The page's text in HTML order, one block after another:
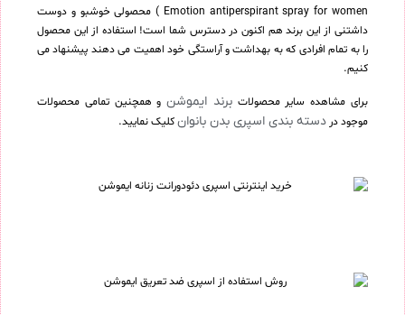
Emotion antiperspirant spray for women ) محصولی خوشبو و دوست
داشتنی از این برند هم اکنون در دسترس شما است! استفاده از این محصول
را به تمام افرادی که به بهداشت و آراستگی خود اهمیت می دهند پیشنهاد می
کنیم.
برای مشاهده سایر محصولاتبرند ایموشنو همچنین تمامی محصولات
موجود در دسته بندی اسپری بدن بانوانکلیک نمایید.